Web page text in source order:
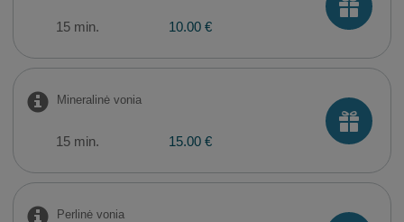
15 min. 10.00 €
Mineralinė vonia
15 min. 15.00 €
Perlinė vonia